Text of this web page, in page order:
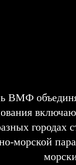
ВМФ
морской